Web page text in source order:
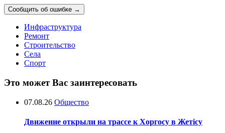
Сообщить об ошибке →
Инфраструктура
Ремонт
Строительство
Села
Спорт
Это может Вас заинтересовать
07.08.26 Общество
Движение открыли на трассе к Хоргосу в Жетісу